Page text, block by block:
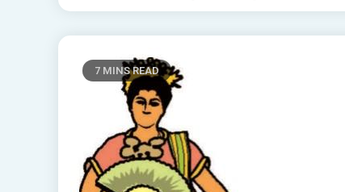
7 MINS READ